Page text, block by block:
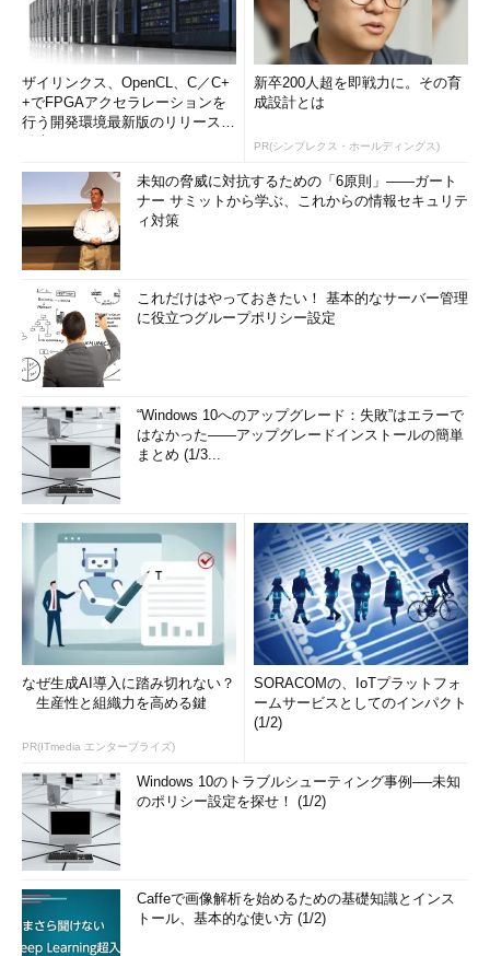
ザイリンクス、OpenCL、C／C+
+でFPGAアクセラレーションを
行う開発環境最新版のリリースを
新卒200人超を即戦力に。その育
成設計とは
PR(シンプレクス・ホールディングス)
未知の脅威に対抗するための「6原則」――ガート
ナー サミットから学ぶ、これからの情報セキュリテ
ィ対策
これだけはやっておきたい！ 基本的なサーバー管理
に役立つグループポリシー設定
“Windows 10へのアップグレード：失敗”はエラーで
はなかった――アップグレードインストールの簡単
まとめ (1/3...
なぜ生成AI導入に踏み切れない？
生産性と組織力を高める鍵
PR(ITmedia エンタープライズ)
SORACOMの、IoTプラットフォ
ームサービスとしてのインパクト
(1/2)
Windows 10のトラブルシューティング事例──未知
のポリシー設定を探せ！ (1/2)
Caffeで画像解析を始めるための基礎知識とインス
トール、基本的な使い方 (1/2)